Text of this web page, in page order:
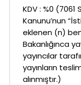
KDV : %0 (7061
Kanunu’nun
eklenen (n)
Bakanlığınca
yayıncılar
yayınların
alınmıştır.)